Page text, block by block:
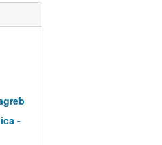
-